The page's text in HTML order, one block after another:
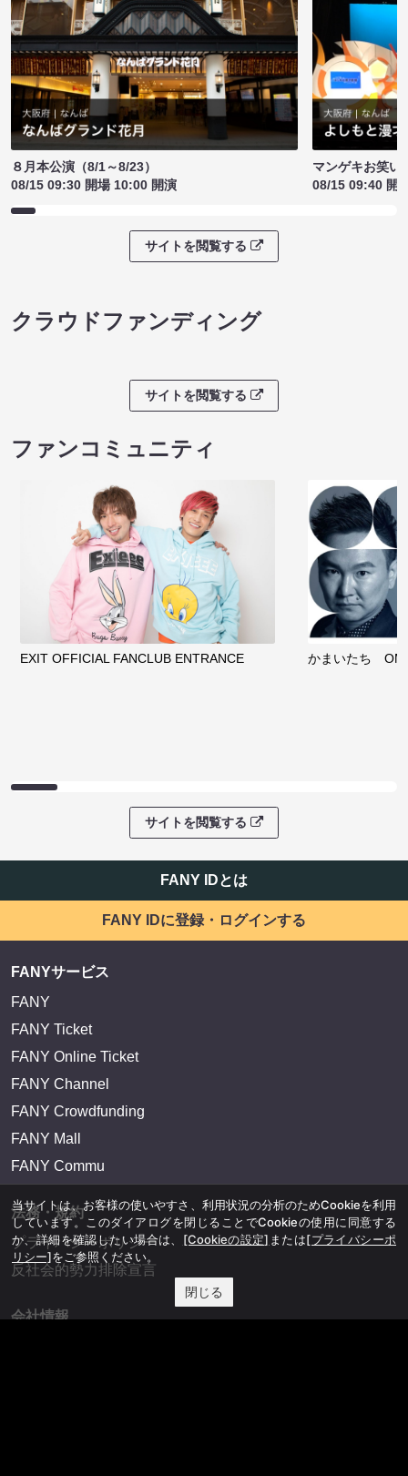
８月本公演（8/1～8/23）
08/15 09:30 開場 10:00 開演
マンゲキお笑い
08/15 09:40 開
サイトを閲覧する
クラウドファンディング
サイトを閲覧する
ファンコミュニティ
EXIT OFFICIAL FANCLUB ENTRANCE かまいたち
サイトを閲覧する
FANY IDとは
FANY IDに登録・ログインする
FANYサービス
FANY
FANY Ticket
FANY Online Ticket
FANY Channel
FANY Crowdfunding
FANY Mall
FANY Commu
法務・規約
プライバシーポリシー
反社会的勢力排除宣言
会社情報
当サイトは、お客様の使いやすさ、利用状況の分析のためCookieを利用
しています。このダイアログを閉じることでCookieの使用に同意する
か、詳細を確認したい場合は、 [Cookieの設定] または[プライバシーポ
リシー]をご参照ください。
閉じる